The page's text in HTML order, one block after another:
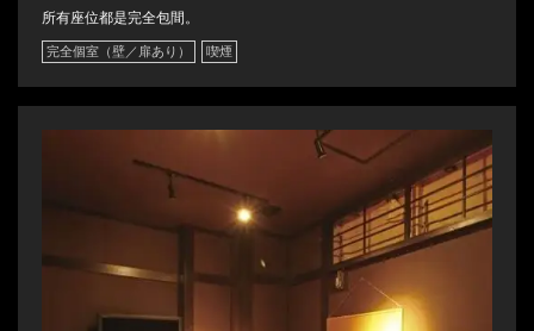
所有座位都是完全包間。
完全個室（壁／扉あり） 喫煙